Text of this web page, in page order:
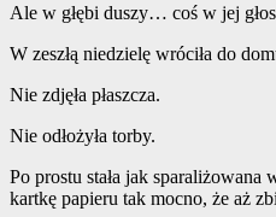
Ale w głębi duszy… coś w jej
W zeszłą niedzielę wróciła do
Nie zdjęła płaszcza.
Nie odłożyła torby.
Po prostu stała jak sparaliżowana
kartkę papieru tak mocno, że aż